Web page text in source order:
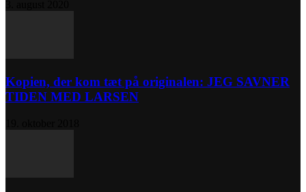
Kopien, der kom tæt på originalen: JEG SAVNER
TIDEN MED LARSEN